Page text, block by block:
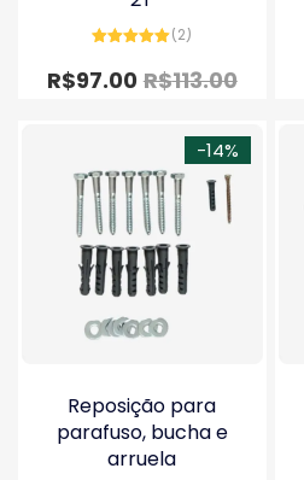
5.00de 5
(2)
R$113.00
R$97.00
-14%
Reposição para
parafuso, bucha e
arruela